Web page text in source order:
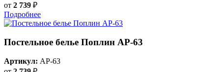
от 2 739 ₽
Подробнее
Постельное белье Поплин AP-63
Артикул: AP-63